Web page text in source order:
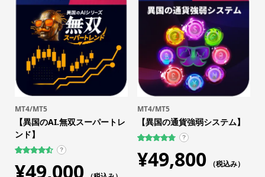
MT4/MT5
【異国のAI.無双スーパートレ
ンド】
者評価に
基づく5段
?
¥49,000
MT4/MT5
【異国の通貨強弱システム】
評価に基づ
く5段階評
価のうち、
?
¥49,800 （税込み）